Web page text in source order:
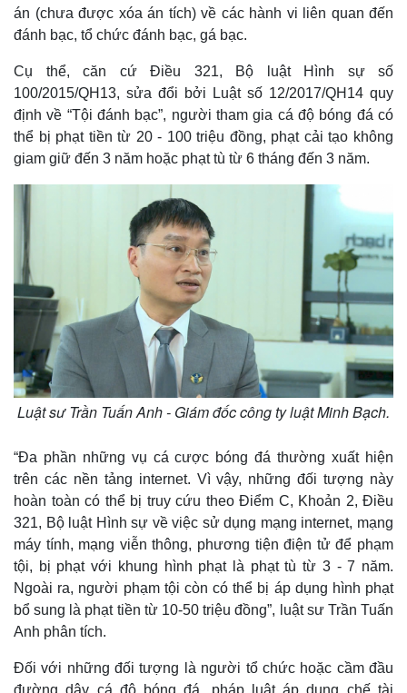
Kinh tế
Thị trường
án (chưa được xóa án tích) về các hành vi liên quan đến
đánh bạc, tổ chức đánh bạc, gá bạc.
Cụ thể, căn cứ Điều 321, Bộ luật Hình sự số
100/2015/QH13, sửa đổi bởi Luật số 12/2017/QH14 quy
định về “Tội đánh bạc”, người tham gia cá độ bóng đá có
thể bị phạt tiền từ 20 - 100 triệu đồng, phạt cải tạo không
giam giữ đến 3 năm hoặc phạt tù từ 6 tháng đến 3 năm.
Luật sư Trần Tuấn Anh - Giám đốc công ty luật Minh Bạch.
“Đa phần những vụ cá cược bóng đá thường xuất hiện
trên các nền tảng internet. Vì vậy, những đối tượng này
hoàn toàn có thể bị truy cứu theo Điểm C, Khoản 2, Điều
321, Bộ luật Hình sự về việc sử dụng mạng internet, mạng
máy tính, mạng viễn thông, phương tiện điện tử để phạm
tội, bị phạt với khung hình phạt là phạt tù từ 3 - 7 năm.
Ngoài ra, người phạm tội còn có thể bị áp dụng hình phạt
bổ sung là phạt tiền từ 10-50 triệu đồng”, luật sư Trần Tuấn
Anh phân tích.
Đối với những đối tượng là người tổ chức hoặc cầm đầu
đường dây cá độ bóng đá, pháp luật áp dụng chế tài